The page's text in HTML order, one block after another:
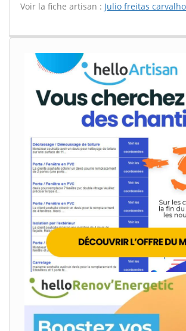
Voir la fiche artisan : Julio freitas carvalho